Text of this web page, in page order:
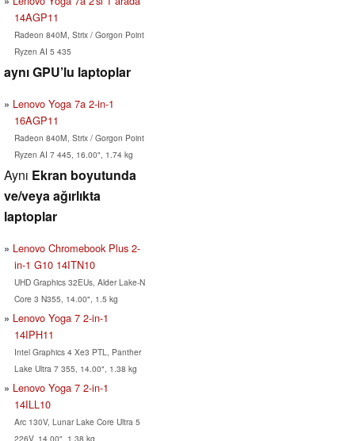
14AGP11
Radeon 840M, Strix / Gorgon Point
Ryzen AI 5 435
aynı GPU’lu laptoplar
Lenovo Yoga 7a 2-in-1
16AGP11
Radeon 840M, Strix / Gorgon Point
Ryzen AI 7 445, 16.00", 1.74 kg
Aynı Ekran boyutunda
ve/veya ağırlıkta
laptoplar
Lenovo Chromebook Plus 2-
in-1 G10 14ITN10
UHD Graphics 32EUs, Alder Lake-N
Core 3 N355, 14.00", 1.5 kg
Lenovo Yoga 7 2-in-1
14IPH11
Intel Graphics 4 Xe3 PTL, Panther
Lake Ultra 7 355, 14.00", 1.38 kg
Lenovo Yoga 7 2-in-1
14ILL10
Arc 130V, Lunar Lake Core Ultra 5
226V, 14.00", 1.38 kg